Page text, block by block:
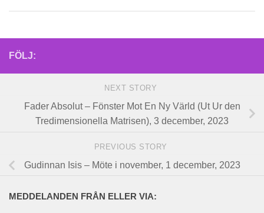
FÖLJ:
NEXT STORY
Fader Absolut – Fönster Mot En Ny Värld (Ut Ur den
Tredimensionella Matrisen), 3 december, 2023
PREVIOUS STORY
Gudinnan Isis – Möte i november, 1 december, 2023
MEDDELANDEN FRÅN ELLER VIA: